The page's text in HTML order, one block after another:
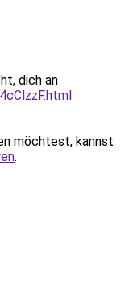
dich an
möchtest, kannst
.